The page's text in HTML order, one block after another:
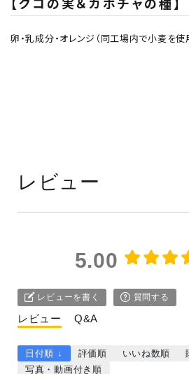
【クコの実＆カボチャの種】
卵・乳成分・オレンジ（同工場内で小麦を使
レビュー
5.00
レビューを書く 質問する
レビュー Q&A
日付順 ↓ 評価順 いいね数順
写真・動画付き順